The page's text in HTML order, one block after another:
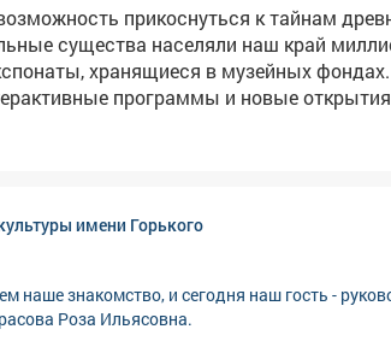
прикоснуться к тайнам
существа населяли наш край
хранящиеся в музейных фондах. Вас ждут интересные
программы и новые
вы можете посетить любое мероприятие
области. Подробности в карточках.
имени Горького